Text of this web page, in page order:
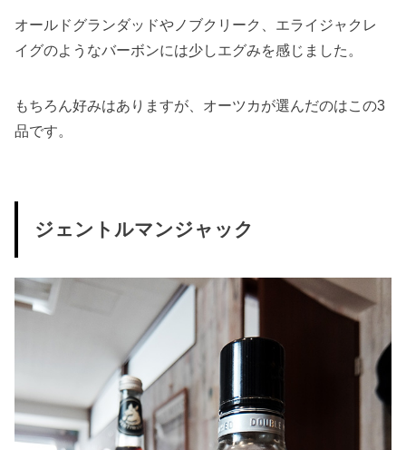
オールドグランダッドやノブクリーク、エライジャクレ
イグのようなバーボンには少しエグみを感じました。
もちろん好みはありますが、オーツカが選んだのはこの3
品です。
ジェントルマンジャック